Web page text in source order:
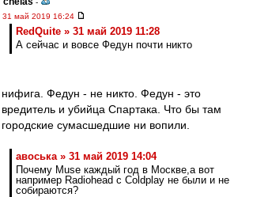
-
31 май 2019 16:24
RedQuite » 31 май 2019 11:28
А сейчас и вовсе Федун почти никто
нифига. Федун - не никто. Федун - это
вредитель и убийца Спартака. Что бы там
городские сумасшедшие ни вопили.
авоська » 31 май 2019 14:04
Почему Muse каждый год в Москве,а вот
например Radiohead c Coldplay не были и не
собираются?